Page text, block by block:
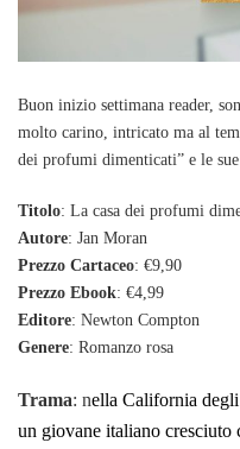
Buon inizio settimana reader,
molto carino, intricato ma al
dei profumi dimenticati” e le
Titolo: La casa dei profumi
Autore: Jan Moran
Prezzo Cartaceo: €9,90
Prezzo Ebook: €4,99
Editore: Newton Compton
Genere: Romanzo rosa
Trama: nella California
un giovane italiano